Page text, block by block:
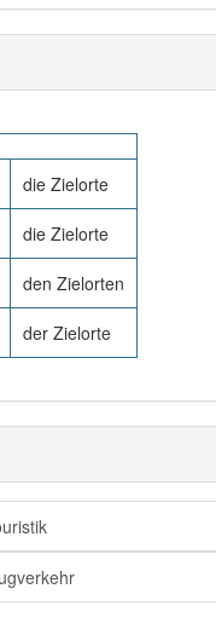
die Zielorte
die Zielorte
den Zielorten
der Zielorte